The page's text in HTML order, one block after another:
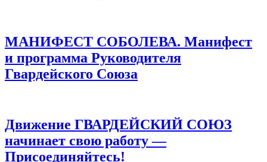
МАНИФЕСТ СОБОЛЕВА. Манифест
и программа Руководителя
Гвардейского Союза
Движение ГВАРДЕЙСКИЙ СОЮЗ
начинает свою работу —
Присоединяйтесь!